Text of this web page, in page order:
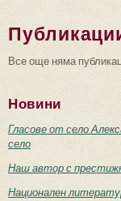
Все още няма
Новини
Гласове от село
село
Наш автор с
Национален